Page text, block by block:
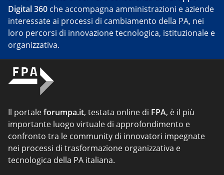
Digital 360 che accompagna amministrazioni e aziende
interessate ai processi di cambiamento della PA, nei
loro percorsi di innovazione tecnologica, istituzionale e
organizzativa.
Il portaleforumpa.it, testata online di FPA, è il più
importante luogo virtuale di approfondimento e
confronto tra le community di innovatori impegnate
nei processi di trasformazione organizzativa e
tecnologica della PA italiana.